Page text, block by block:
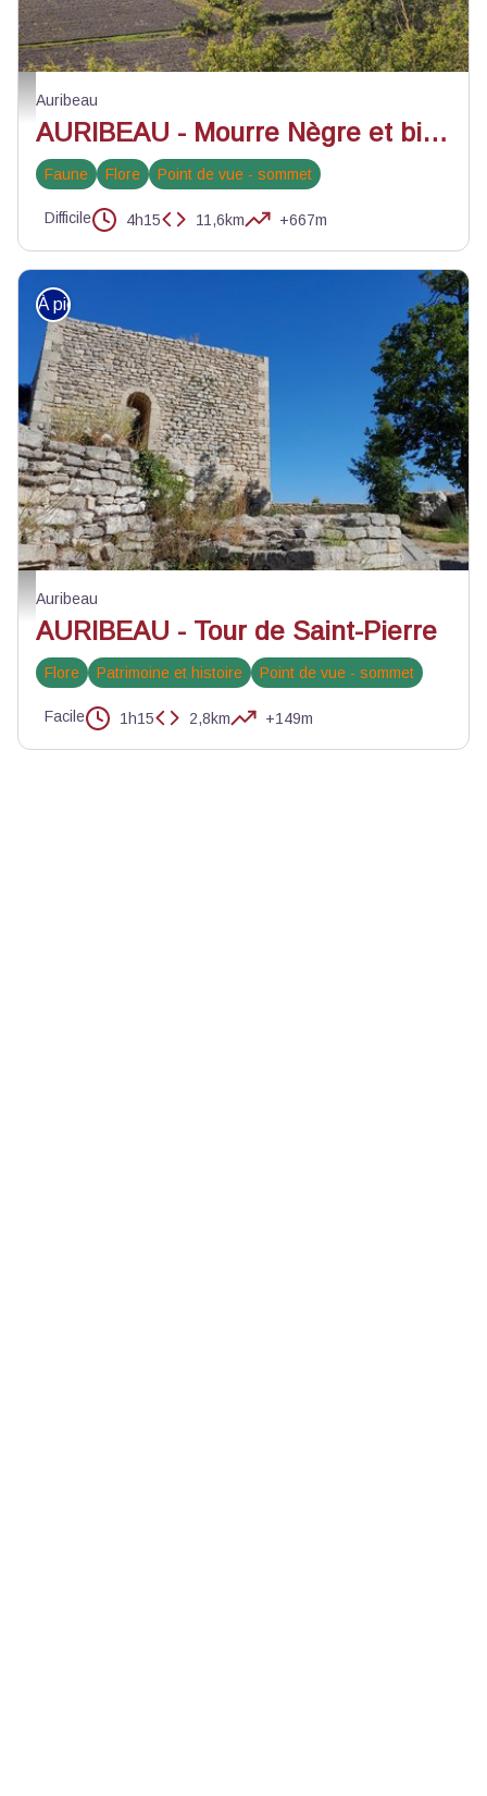
Auribeau au pied du Grand Luberon - ©Alain Hocquel - VPA
Auribeau
AURIBEAU - Mourre Nègre et biodiversité en chemin
Faune Flore Point de vue - sommet
Difficile 4h15 11,6km +667m
La tour de Saint-Pierre - ©Eric Garnier - PNR Luberon
À pied
Auribeau
AURIBEAU - Tour de Saint-Pierre
Flore Patrimoine et histoire Point de vue - sommet
Facile 1h15 2,8km +149m